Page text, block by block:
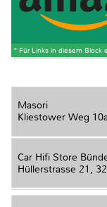
* Für Links in diesem Block
Masori
Kliestower Weg
Car Hifi Store
Hüllerstrasse 21,